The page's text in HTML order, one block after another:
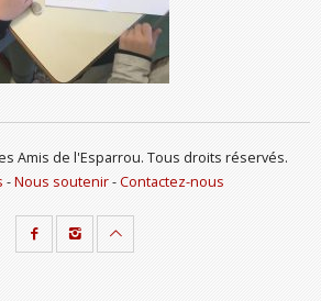
Amis de l'Esparrou. Tous droits réservés.
-Nous soutenir-Contactez-nous